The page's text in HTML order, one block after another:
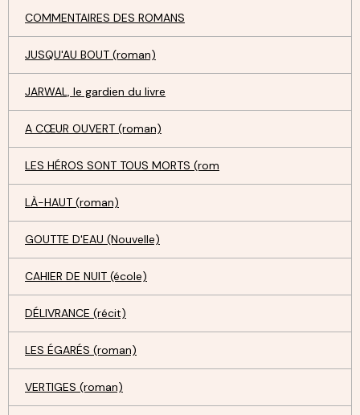
COMMENTAIRES DES ROMANS
JUSQU'AU BOUT (roman)
JARWAL, le gardien du livre
A CŒUR OUVERT (roman)
LES HÉROS SONT TOUS MORTS (rom
LÀ-HAUT (roman)
GOUTTE D'EAU (Nouvelle)
CAHIER DE NUIT (école)
DÉLIVRANCE (récit)
LES ÉGARÉS (roman)
VERTIGES (roman)